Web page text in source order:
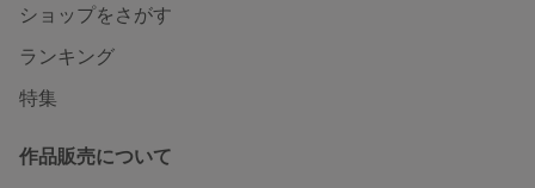
ショップをさがす
ランキング
特集
作品販売について